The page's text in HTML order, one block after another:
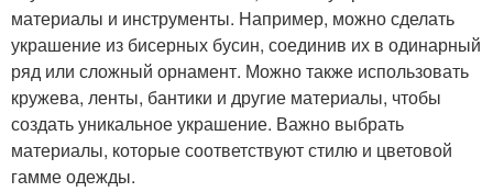
материалы и инструменты. Например, можно сделать
украшение из бисерных бусин, соединив их в одинарный
ряд или сложный орнамент. Можно также использовать
кружева, ленты, бантики и другие материалы, чтобы
создать уникальное украшение. Важно выбрать
материалы, которые соответствуют стилю и цветовой
гамме одежды.